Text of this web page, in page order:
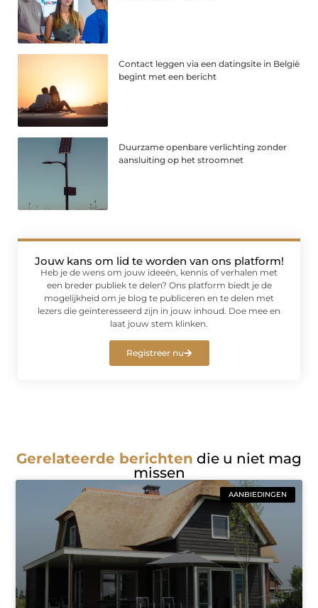
Contact leggen via een datingsite in België
begint met een bericht
Duurzame openbare verlichting zonder
aansluiting op het stroomnet
Jouw kans om lid te worden van ons platform!
Heb je de wens om jouw ideeën, kennis of verhalen met
een breder publiek te delen? Ons platform biedt je de
mogelijkheid om je blog te publiceren en te delen met
lezers die geïnteresseerd zijn in jouw inhoud. Doe mee en
laat jouw stem klinken.
Registreer nu
Gerelateerde berichten die u niet mag
missen
AANBIEDINGEN